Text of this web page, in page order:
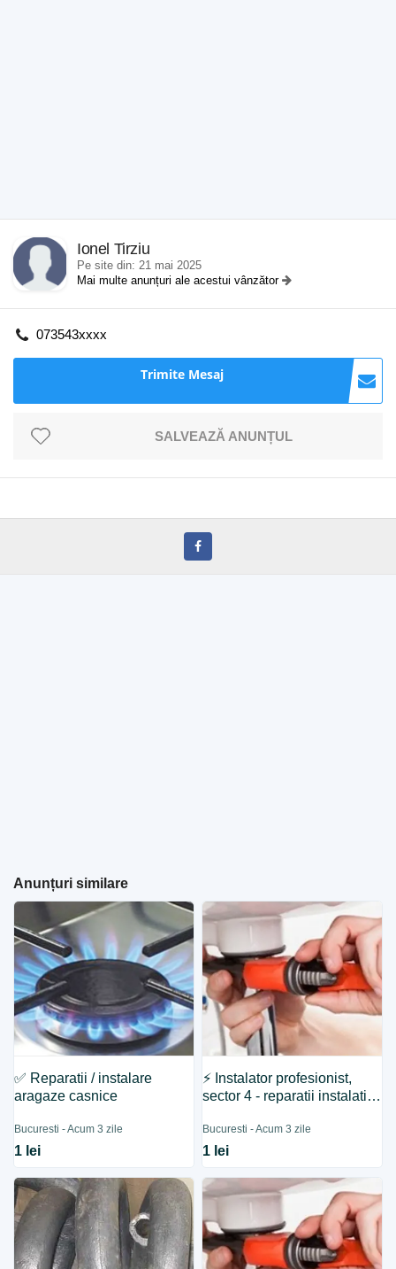
Ionel Tirziu
Pe site din: 21 mai 2025
Mai multe anunțuri ale acestui vânzător
073543xxxx
Trimite Mesaj
SALVEAZĂ ANUNȚUL
Anunțuri similare
✅ Reparatii / instalare
aragaze casnice
Bucuresti - Acum 3 zile
1 lei
⚡ Instalator profesionist,
sector 4 - reparatii instalatii
Bucuresti - Acum 3 zile
1 lei